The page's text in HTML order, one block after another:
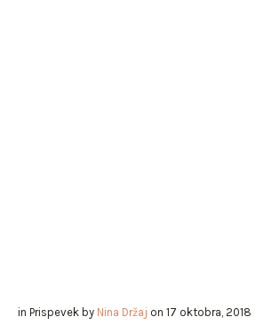
in Prispevek by Nina Držaj on 17 oktobra, 2018